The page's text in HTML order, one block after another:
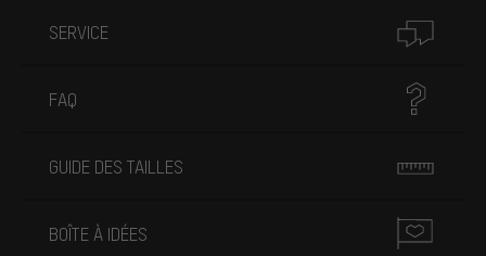
SERVICE
FAQ
GUIDE DES TAILLES
BOÎTE À IDÉES